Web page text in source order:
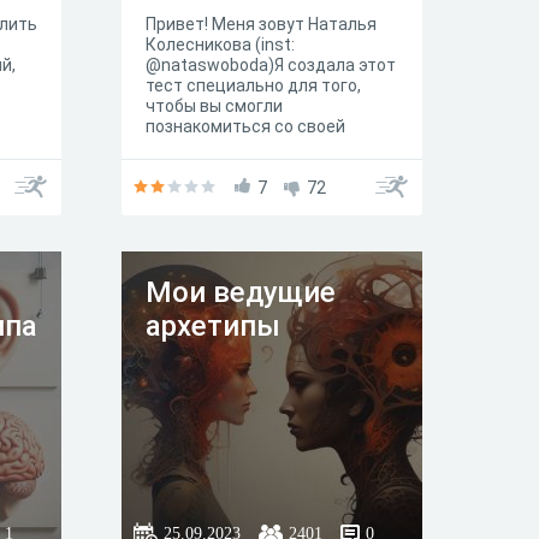
,
Привет! Меня зовут Наталья
Колесникова (inst:
@nataswoboda)Я создала этот
тест специально для того,
чтобы вы смогли
познакомиться со своей
честны перед самими собой.
эти несколько минут
самопознанию
7 72
1
Мои ведущие
архетипы
25.09.2023 2401 0